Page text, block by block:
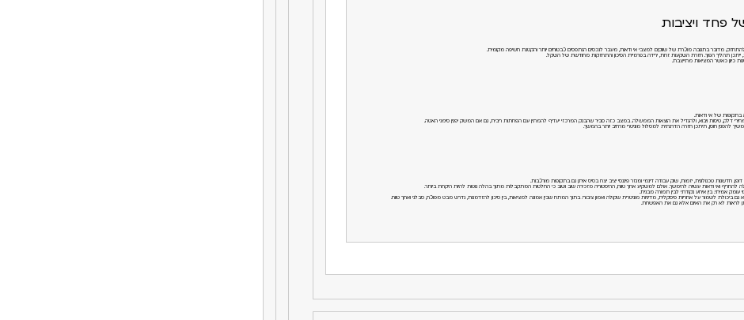
פחד ויציבות
מדובר בתגובה מוכרת של שווקים למצבי אי ודאות, מעבר לנכסים הנתפסים כבטוחים יותר והקטנת חשיפה מקומית.
תהליך הפוך. חזרת השקעות זרות, ירידה בפרמיית הסיכון והתחזקות מחודשת של השקל.
כיוון כאשר המציאות מתייצבת.
בתקופות של אי ודאות.
דלק, טיסות ויבוא, ולהגדיל את הוצאות הממשלה. במצב כזה סביר שהבנק המרכזי יעדיף להמתין עם הפחתות ריבית, גם אם המשק יפגין סימני האטה.
להפגין חוסן, תיתכן חזרה הדרגתית למסלול מוניטרי מרחיב יותר בהמשך.
חדשנות טכנולוגית, יזמות, שוק עבודה דינמי ומגזר פיננסי יציב יצרו בסיס איתן גם בתקופות מורכבות.
להחריף ואי ודאות עשויה להימשך. אולם למשקיע ארוך טווח, ההיסטוריה מזכירה שוב ושוב כי החלטות המתקבלות מתוך בהלה נוטות להיות היקרות ביותר.
אמיתי. בין אירוע נקודתי לבין תמורה מבנית.
ביכולת לשמור על אחריות פיסקלית, מדיניות מוניטרית שקולה ואמון ציבורי. בתוך המתח שבין אמונה למציאות, בין סיכון להזדמנות, נדרש מבט מפוכח, סבלני וארוך טווח.
לראות לא רק את האיום אלא גם את האפשרות.